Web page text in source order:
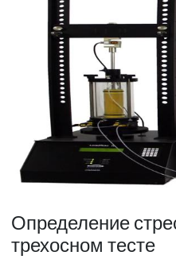
Определение
трехосном тесте